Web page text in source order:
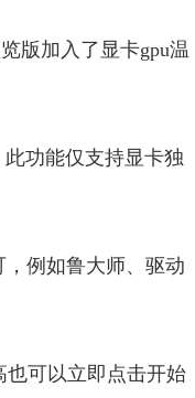
版加入了显卡gpu温
此功能仅支持显卡独
例如鲁大师、驱动
也可以立即点击开始